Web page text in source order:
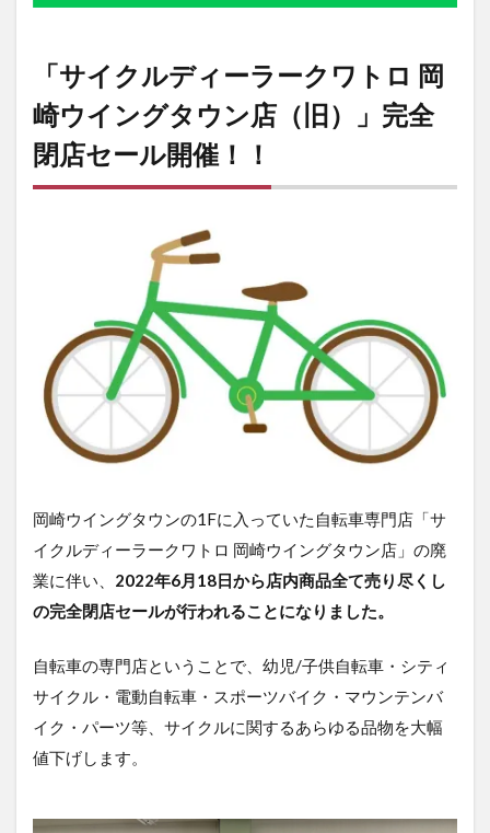
ー
関
る
案
「サイクルディーラークワトロ 岡
崎ウイングタウン店（旧）」完全
閉店セール開催！！
岡崎ウイングタウンの1Fに入っていた自転車専門店「サ
イクルディーラークワトロ 岡崎ウイングタウン店」の廃
業に伴い、 2022年6月18日から店内商品全て売り尽くし
の完全閉店セールが行われることになりました。
自転車の専門店ということで、幼児/子供自転車・シティ
サイクル・電動自転車・スポーツバイク・マウンテンバ
イク・パーツ等、サイクルに関するあらゆる品物を大幅
値下げします。